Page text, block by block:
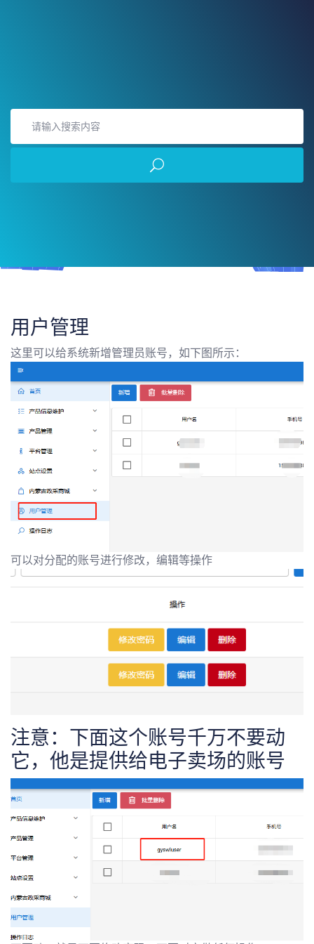
用户管理
这里可以给系统新增管理员账号，如下图所示：
可以对分配的账号进行修改，编辑等操作
注意：下面这个账号千万不要动
它，他是提供给电子卖场的账号